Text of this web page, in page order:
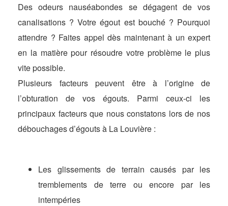
Des odeurs nauséabondes se dégagent de vos
canalisations ? Votre égout est bouché ? Pourquoi
attendre ? Faites appel dès maintenant à un expert
en la matière pour résoudre votre problème le plus
vite possible.
Plusieurs facteurs peuvent être à l’origine de
l’obturation de vos égouts. Parmi ceux-ci les
principaux facteurs que nous constatons lors de nos
débouchages d’égouts à La Louvière :
Les glissements de terrain causés par les
tremblements de terre ou encore par les
intempéries